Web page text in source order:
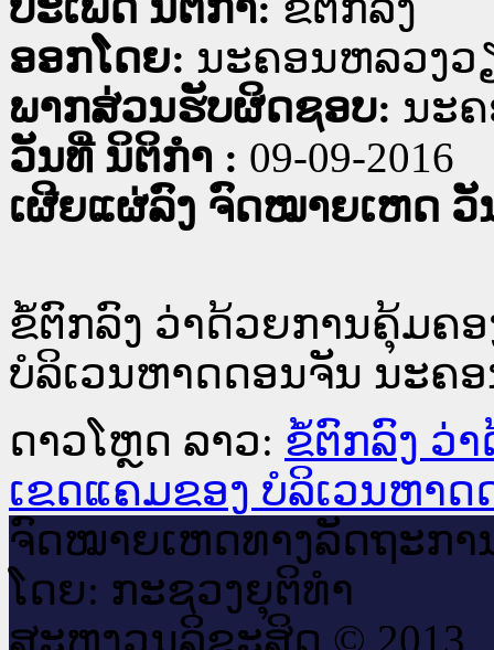
ອອກໂດຍ: ນະ​ຄອນ​ຫລວງວ
ພາກສ່ວນຮັບຜິດຊອບ: ນະ​
ວັນທີ່ ນິຕິກໍາ : 09-09-2016
ເຜີຍແຜ່ລົງ ຈົດໝາຍເຫດ ວັ
ຂໍ້ຕົກລົງ ວ່າດ້ວຍການຄຸ້ມຄ
ບໍລິເວນຫາດດອນຈັນ ນະຄ
ດາວໂຫຼດ ລາວ: ຂໍ້ຕົກລົງ ວ່
ເຂດແຄມຂອງ ບໍລິເວນຫາ
ຈົດ​ໝາຍ​ເຫດ​ທາງ​ລັດ​ຖະ​ກາ
ໂດຍ: ກະ​ຊວງຍຸ​ຕິ​ທຳ
ສະ​ຫງວນ​ລິ​ຂະ​ສິດ © 2013